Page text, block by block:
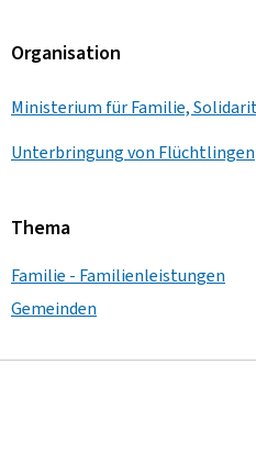
Organisation
Ministerium für Familie,
Unterbringung von Flüchtlingen
Thema
Familie - Familienleistungen
Gemeinden